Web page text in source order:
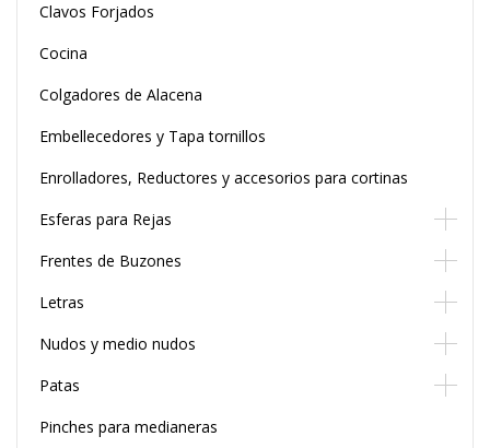
Clavos Forjados
Cocina
Colgadores de Alacena
Embellecedores y Tapa tornillos
Enrolladores, Reductores y accesorios para cortinas
Esferas para Rejas
Frentes de Buzones
Letras
Nudos y medio nudos
Patas
Pinches para medianeras